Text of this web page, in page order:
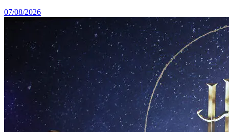
07/08/2026